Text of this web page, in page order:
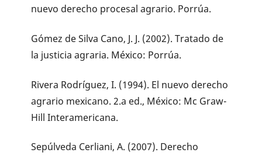
nuevo derecho procesal agrario. Porrúa.
Gómez de Silva Cano, J. J. (2002). Tratado de
la justicia agraria. México: Porrúa.
Rivera Rodríguez, I. (1994). El nuevo derecho
agrario mexicano. 2.a ed., México: Mc Graw-
Hill Interamericana.
Sepúlveda Cerliani, A. (2007). Derecho